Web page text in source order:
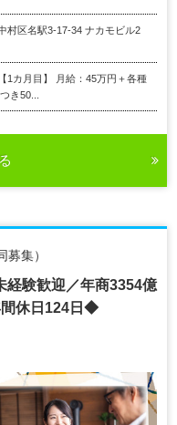
村区名駅3-17-34 ナカモビル2
カ月目】 月給：45万円＋各種
き50...
集）
験歓迎／年商3354億
間休日124日◆